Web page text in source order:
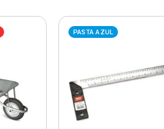
PASTA AZUL